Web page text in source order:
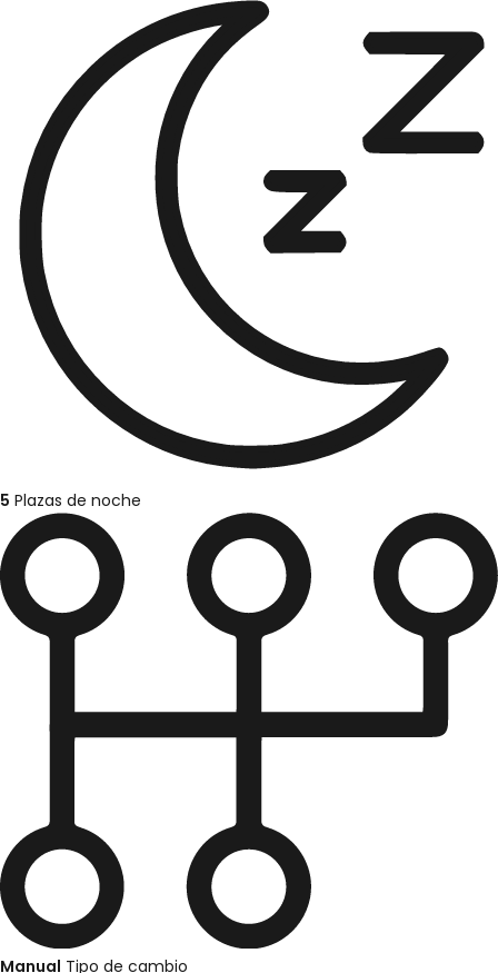
5 Plazas de noche
Manual Tipo de cambio